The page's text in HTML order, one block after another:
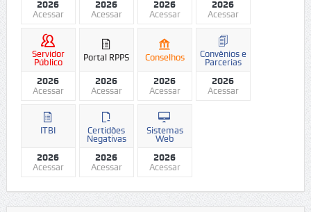
2026
Acessar
2026
Acessar
2026
Acessar
2026
Acessar
Servidor
Público
2026
Acessar
Portal RPPS
2026
Acessar
Conselhos
2026
Acessar
Convênios e
Parcerias
2026
Acessar
ITBI
2026
Acessar
Certidões
Negativas
2026
Acessar
Sistemas
Web
2026
Acessar